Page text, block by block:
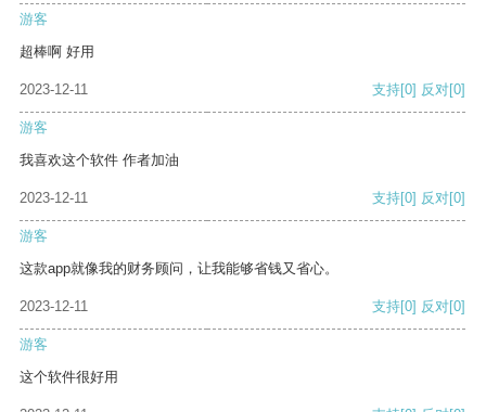
游客
超棒啊 好用
2023-12-11 支持[0] 反对[0]
游客
我喜欢这个软件 作者加油
2023-12-11 支持[0] 反对[0]
游客
这款app就像我的财务顾问，让我能够省钱又省心。
2023-12-11 支持[0] 反对[0]
游客
这个软件很好用